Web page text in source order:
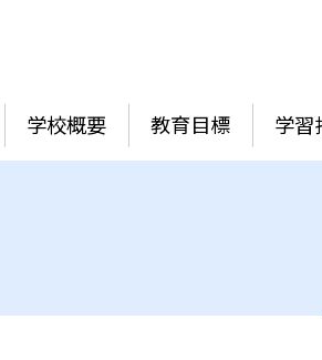
学校概要 教育目標 学習